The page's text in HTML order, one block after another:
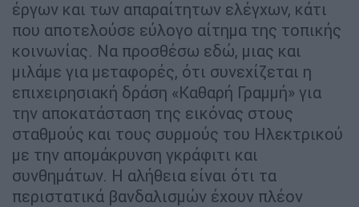
έργων και των απαραίτητων ελέγχων, κάτι
που αποτελούσε εύλογο αίτημα της τοπικής
κοινωνίας. Να προσθέσω εδώ, μιας και
μιλάμε για μεταφορές, ότι συνεχίζεται η
επιχειρησιακή δράση «Καθαρή Γραμμή» για
την αποκατάσταση της εικόνας στους
σταθμούς και τους συρμούς του Ηλεκτρικού
με την απομάκρυνση γκράφιτι και
συνθημάτων. Η αλήθεια είναι ότι τα
περιστατικά βανδαλισμών έχουν πλέον